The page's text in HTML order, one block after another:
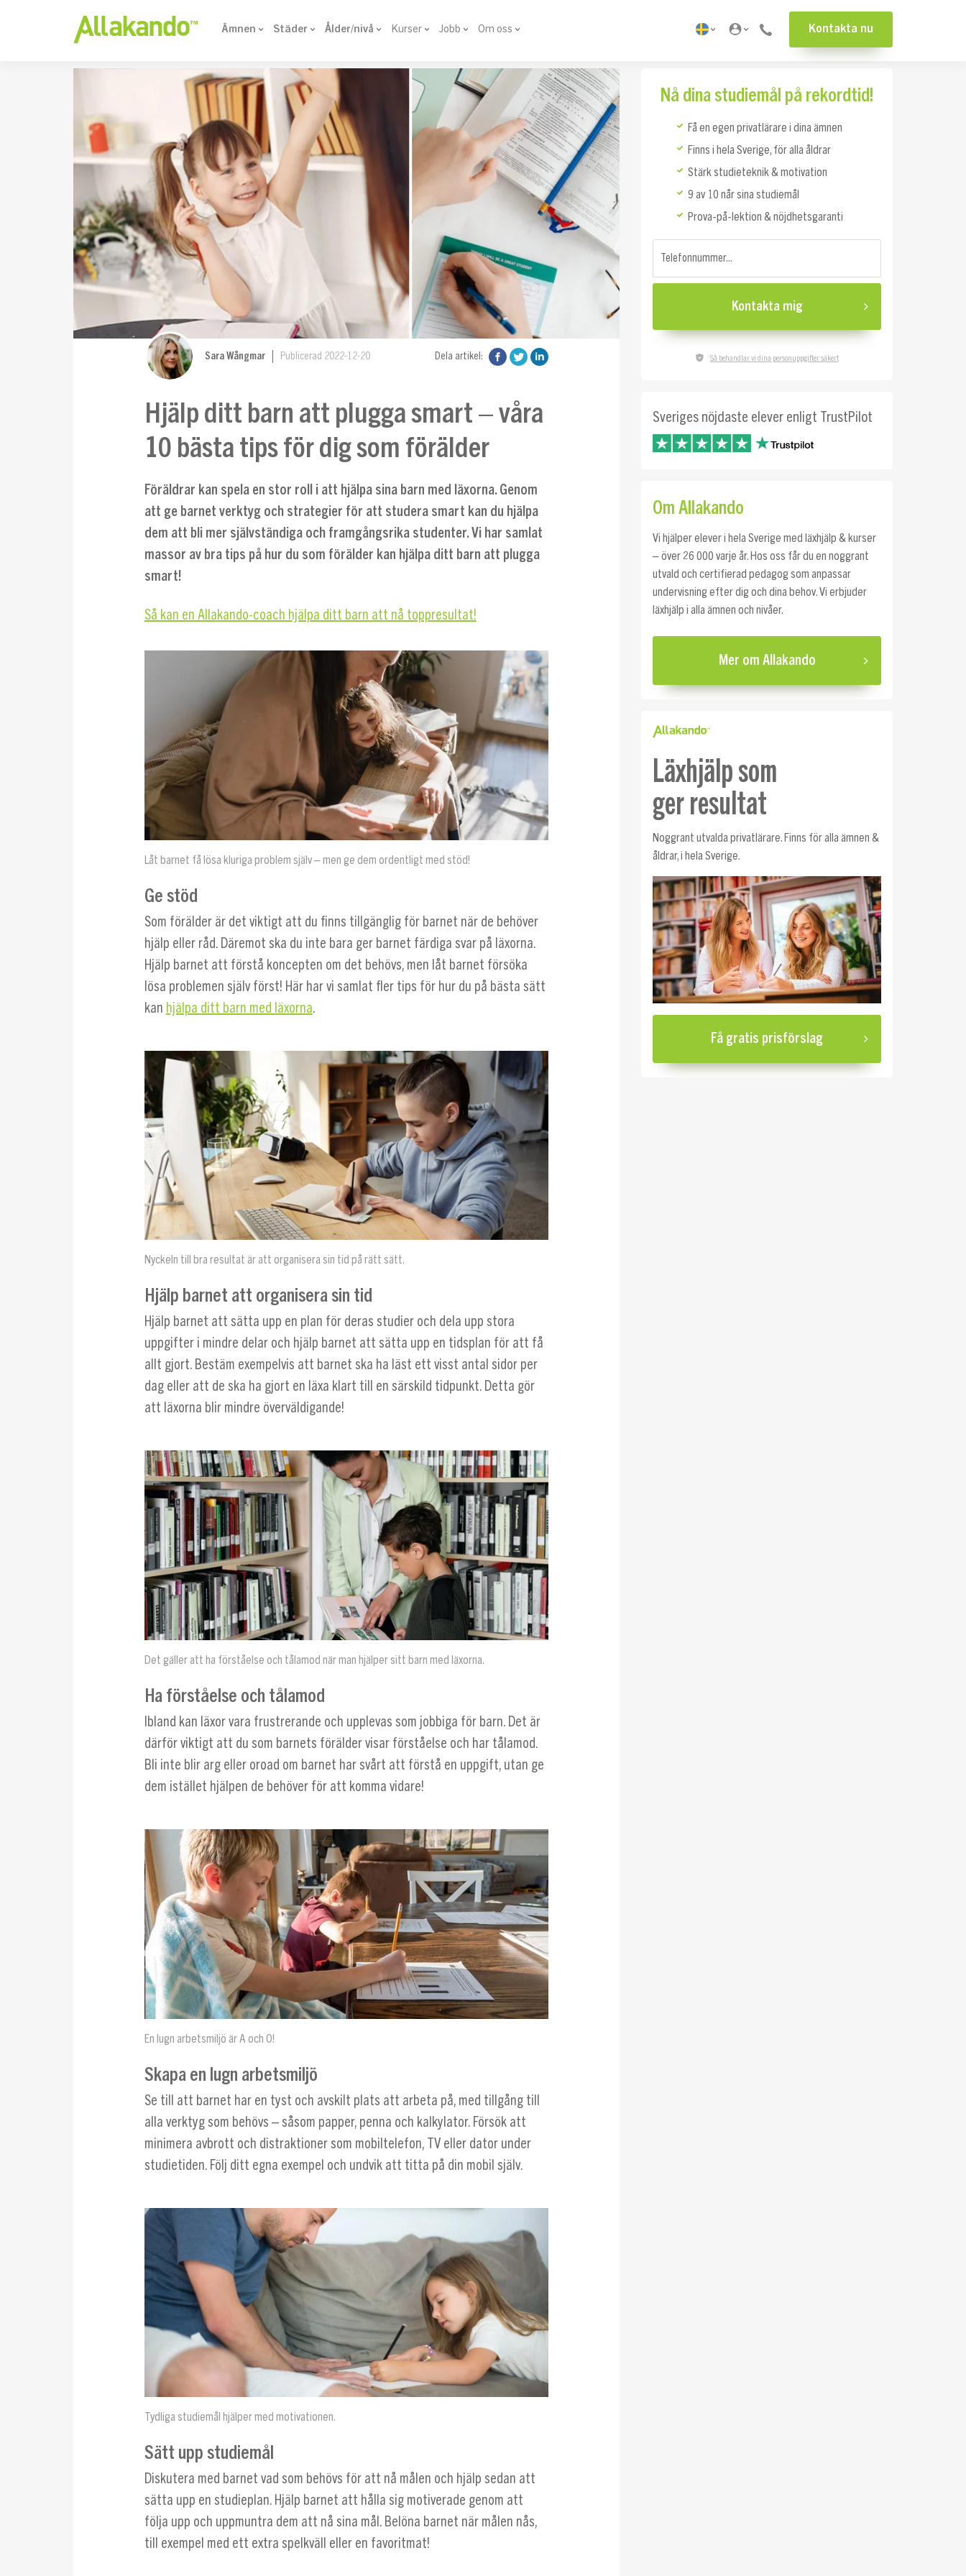
Ämnen Städer Ålder/nivå Kurser Jobb Om oss Kontakta nu
Sara Wångmar Publicerad 2022-12-20 Dela artikel:
Hjälp ditt barn att plugga smart – våra
10 bästa tips för dig som förälder
Föräldrar kan spela en stor roll i att hjälpa sina barn med läxorna. Genom
att ge barnet verktyg och strategier för att studera smart kan du hjälpa
dem att bli mer självständiga och framgångsrika studenter. Vi har samlat
massor av bra tips på hur du som förälder kan hjälpa ditt barn att plugga
smart!
Så kan en Allakando-coach hjälpa ditt barn att nå toppresultat!
Låt barnet få lösa kluriga problem själv – men ge dem ordentligt med stöd!
Ge stöd
Som förälder är det viktigt att du finns tillgänglig för barnet när de behöver
hjälp eller råd. Däremot ska du inte bara ger barnet färdiga svar på läxorna.
Hjälp barnet att förstå koncepten om det behövs, men låt barnet försöka
lösa problemen själv först! Här har vi samlat fler tips för hur du på bästa sätt
kan hjälpa ditt barn med läxorna.
Nyckeln till bra resultat är att organisera sin tid på rätt sätt.
Hjälp barnet att organisera sin tid
Hjälp barnet att sätta upp en plan för deras studier och dela upp stora
uppgifter i mindre delar och hjälp barnet att sätta upp en tidsplan för att få
allt gjort. Bestäm exempelvis att barnet ska ha läst ett visst antal sidor per
dag eller att de ska ha gjort en läxa klart till en särskild tidpunkt. Detta gör
att läxorna blir mindre överväldigande!
Det gäller att ha förståelse och tålamod när man hjälper sitt barn med läxorna.
Ha förståelse och tålamod
Ibland kan läxor vara frustrerande och upplevas som jobbiga för barn. Det är
därför viktigt att du som barnets förälder visar förståelse och har tålamod.
Bli inte blir arg eller oroad om barnet har svårt att förstå en uppgift, utan ge
dem istället hjälpen de behöver för att komma vidare!
En lugn arbetsmiljö är A och O!
Skapa en lugn arbetsmiljö
Se till att barnet har en tyst och avskilt plats att arbeta på, med tillgång till
alla verktyg som behövs – såsom papper, penna och kalkylator. Försök att
minimera avbrott och distraktioner som mobiltelefon, TV eller dator under
studietiden. Följ ditt egna exempel och undvik att titta på din mobil själv.
Tydliga studiemål hjälper med motivationen.
Sätt upp studiemål
Diskutera med barnet vad som behövs för att nå målen och hjälp sedan att
sätta upp en studieplan. Hjälp barnet att hålla sig motiverade genom att
följa upp och uppmuntra dem att nå sina mål. Belöna barnet när målen nås,
till exempel med ett extra spelkväll eller en favoritmat!
Nå dina studiemål på rekordtid!
Få en egen privatlärare i dina ämnen
Finns i hela Sverige, för alla åldrar
Stärk studieteknik & motivation
9 av 10 når sina studiemål
Prova-på-lektion & nöjdhetsgaranti
Telefonnummer...
Kontakta mig
Så behandlar vi dina personuppgifter säkert
Sveriges nöjdaste elever enligt TrustPilot
Om Allakando
Vi hjälper elever i hela Sverige med läxhjälp & kurser
– över 26 000 varje år. Hos oss får du en noggrant
utvald och certifierad pedagog som anpassar
undervisning efter dig och dina behov. Vi erbjuder
läxhjälp i alla ämnen och nivåer.
Mer om Allakando
Läxhjälp som
ger resultat
Noggrant utvalda privatlärare. Finns för alla ämnen &
åldrar, i hela Sverige.
Få gratis prisförslag